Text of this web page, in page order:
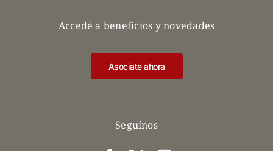
Seguínos
Accedé a beneficios y novedades
Asociate ahora